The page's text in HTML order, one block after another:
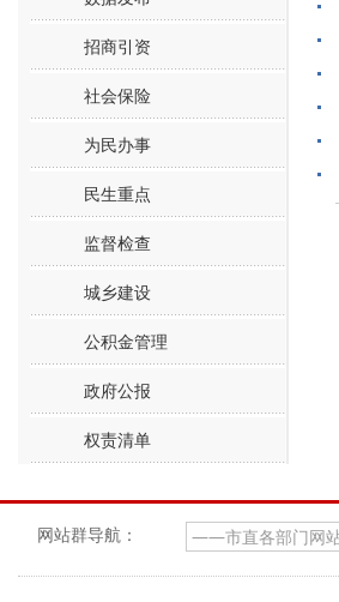
招商引资
社会保险
为民办事
民生重点
监督检查
城乡建设
公积金管理
政府公报
权责清单
网站群导航：